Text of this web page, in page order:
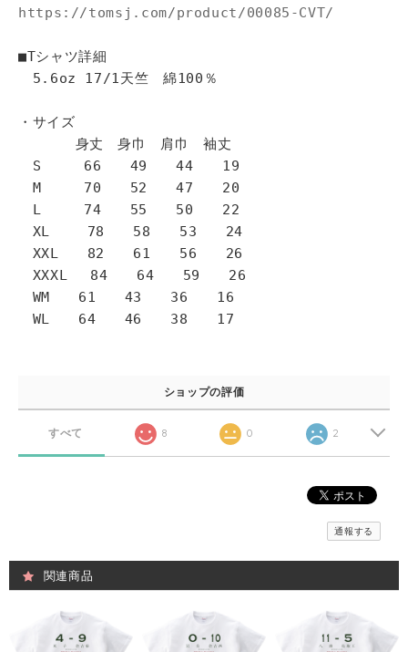
https://tomsj.com/product/00085-CVT/
■Tシャツ詳細
5.6oz 17/1天竺 綿100％
・サイズ
身丈 身巾 肩巾 袖丈
S 66 49 44 19
M 70 52 47 20
L 74 55 50 22
XL 78 58 53 24
XXL 82 61 56 26
XXXL 84 64 59 26
WM 61 43 36 16
WL 64 46 38 17
ショップの評価
すべて 8 0 2
通報する
関連商品